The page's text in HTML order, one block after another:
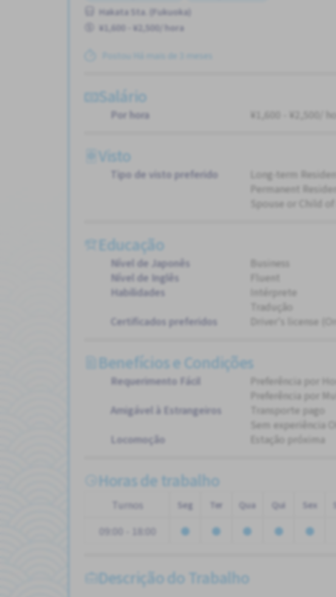
Hakata Sta. (Fukuoka)
¥1,600 - ¥2,500/ hora
Postou Há mais de 3 meses
Salário
Por hora ¥1,600 - ¥2,500/
Visto
Tipo de visto preferido
Long-term Resident
Permanent Resident
Spouse or Child
Educação
Nível de Japonês
Business
Nível de Inglês
Fluent
Habilidades
Intérprete
Tradução
Certificados preferidos
Driver's license
Benefícios e Condições
Requerimento Fácil
Preferência por
Preferência por
Amigável à Estrangeiros
Transporte pago
Sem experiência
Locomoção
Estação próxima
Horas de trabalho
Turnos Seg Ter Qua Qui Sex
09:00 - 18:00
Descrição do Trabalho